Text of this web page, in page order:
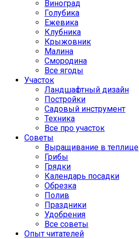
Виноград
Голубика
Ежевика
Клубника
Крыжовник
Малина
Смородина
Все ягоды
Участок
Ландшафтный дизайн
Постройки
Садовый инструмент
Техника
Все про участок
Советы
Выращивание в теплице
Грибы
Грядки
Календарь посадки
Обрезка
Полив
Праздники
Удобрения
Все советы
Опыт читателей